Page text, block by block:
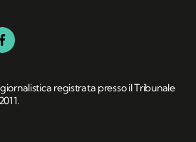
registrata presso il Tribunale